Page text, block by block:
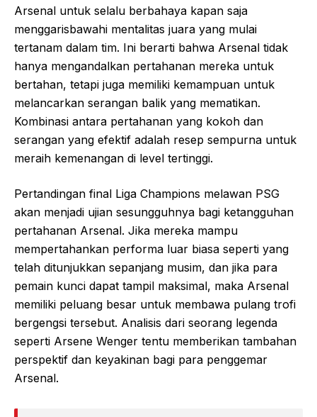
Arsenal untuk selalu berbahaya kapan saja
menggarisbawahi mentalitas juara yang mulai
tertanam dalam tim. Ini berarti bahwa Arsenal tidak
hanya mengandalkan pertahanan mereka untuk
bertahan, tetapi juga memiliki kemampuan untuk
melancarkan serangan balik yang mematikan.
Kombinasi antara pertahanan yang kokoh dan
serangan yang efektif adalah resep sempurna untuk
meraih kemenangan di level tertinggi.
Pertandingan final Liga Champions melawan PSG
akan menjadi ujian sesungguhnya bagi ketangguhan
pertahanan Arsenal. Jika mereka mampu
mempertahankan performa luar biasa seperti yang
telah ditunjukkan sepanjang musim, dan jika para
pemain kunci dapat tampil maksimal, maka Arsenal
memiliki peluang besar untuk membawa pulang trofi
bergengsi tersebut. Analisis dari seorang legenda
seperti Arsene Wenger tentu memberikan tambahan
perspektif dan keyakinan bagi para penggemar
Arsenal.